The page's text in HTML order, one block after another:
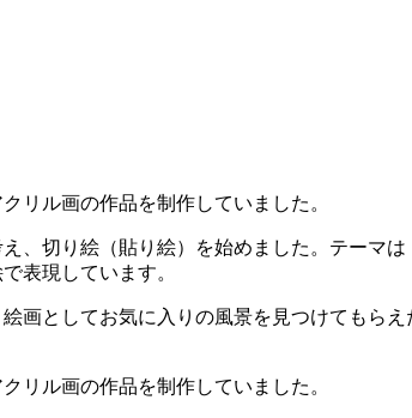
リル画の作品を制作していました。
、切り絵（貼り絵）を始めました。テーマ
表現しています。
画としてお気に入りの風景を見つけてもら
リル画の作品を制作していました。